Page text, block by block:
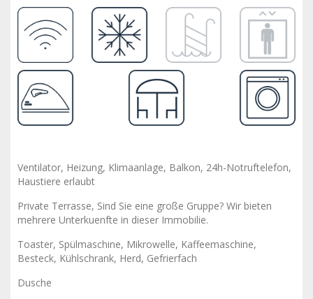
Ventilator, Heizung, Klimaanlage, Balkon, 24h-Notruftelefon,
Haustiere erlaubt
Private Terrasse, Sind Sie eine große Gruppe? Wir bieten
mehrere Unterkuenfte in dieser Immobilie.
Toaster, Spülmaschine, Mikrowelle, Kaffeemaschine,
Besteck, Kühlschrank, Herd, Gefrierfach
Dusche